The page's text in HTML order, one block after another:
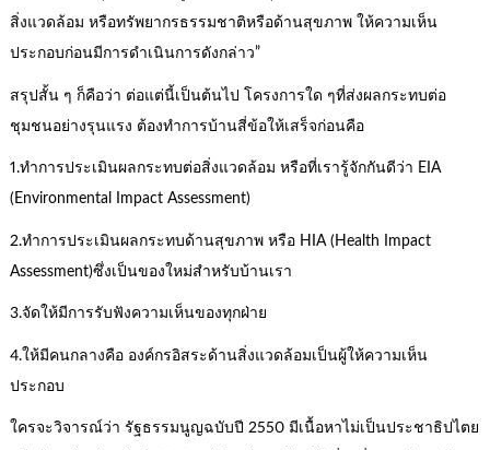
สิ่งแวดล้อม หรือทรัพยากรธรรมชาติหรือด้านสุขภาพ ให้ความเห็น
ประกอบก่อนมีการดำเนินการดังกล่าว”
สรุปสั้น ๆ ก็คือว่า ต่อแต่นี้เป็นต้นไป โครงการใด ๆที่ส่งผลกระทบต่อ
ชุมชนอย่างรุนแรง ต้องทำการบ้านสี่ข้อให้เสร็จก่อนคือ
1.ทำการประเมินผลกระทบต่อสิ่งแวดล้อม หรือที่เรารู้จักกันดีว่า EIA
(Environmental Impact Assessment)
2.ทำการประเมินผลกระทบด้านสุขภาพ หรือ HIA (Health Impact
Assessment)ซึ่งเป็นของใหม่สำหรับบ้านเรา
3.จัดให้มีการรับฟังความเห็นของทุกฝ่าย
4.ให้มีคนกลางคือ องค์กรอิสระด้านสิ่งแวดล้อมเป็นผู้ให้ความเห็น
ประกอบ
ใครจะวิจารณ์ว่า รัฐธรรมนูญฉบับปี 2550 มีเนื้อหาไม่เป็นประชาธิปไตย